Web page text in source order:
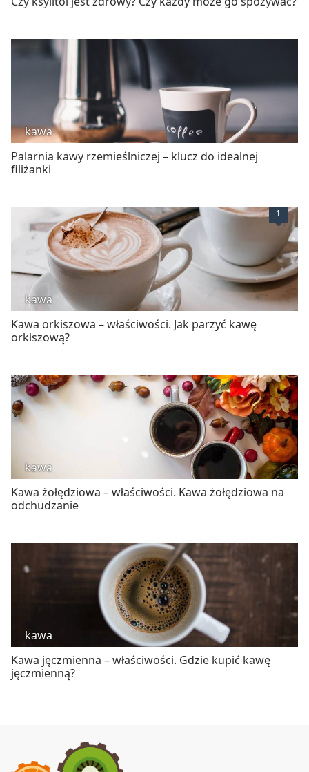
kawa
Palarnia kawy rzemieślniczej – klucz do idealnej
filiżanki
1
kawa
Kawa orkiszowa – właściwości. Jak parzyć kawę
orkiszową?
kawa
Kawa żołędziowa – właściwości. Kawa żołędziowa na
odchudzanie
kawa
Kawa jęczmienna – właściwości. Gdzie kupić kawę
jęczmienną?